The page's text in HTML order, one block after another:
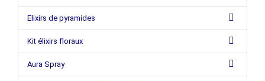
Elixirs de pyramides
Kit élixirs floraux
Aura Spray